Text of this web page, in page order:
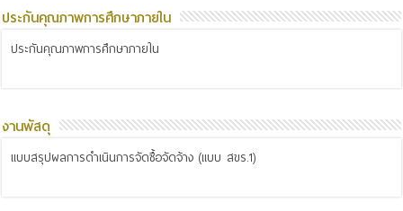
ประกันคุณภาพการศึกษาภายใน
ประกันคุณภาพการศึกษาภายใน
งานพัสดุ
แบบสรุปผลการดำเนินการจัดซื้อจัดจ้าง (แบบ สขร.1)